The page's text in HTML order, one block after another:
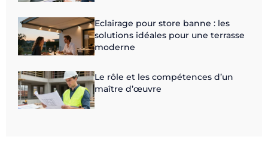
Eclairage pour store banne : les
solutions idéales pour une terrasse
moderne
Le rôle et les compétences d’un
maître d’œuvre